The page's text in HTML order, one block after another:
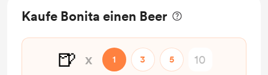
Kaufe Bonita einen Beer
🍺 x 1 3 5